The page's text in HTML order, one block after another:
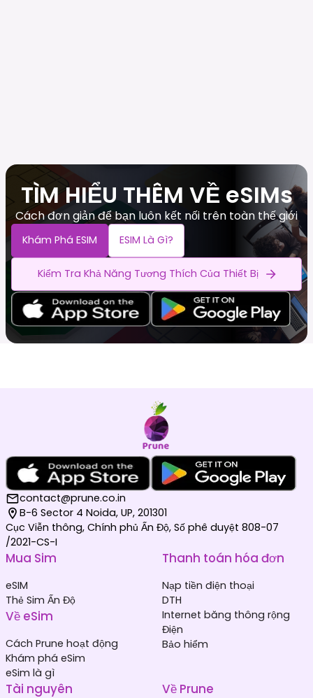
TÌM HIỂU THÊM VỀ eSIMs
Cách đơn giản để bạn luôn kết nối trên toàn thế giới
Khám Phá ESIM ESIM Là Gì?
Kiểm Tra Khả Năng Tương Thích Của Thiết Bị
contact@prune.co.in
B-6 Sector 4 Noida, UP, 201301
Cục Viễn thông, Chính phủ Ấn Độ, Số phê duyệt 808-07
/2021-CS-I
Mua Sim
eSIM
Thẻ Sim Ấn Độ
Về eSim
Cách Prune hoạt động
Khám phá eSim
eSim là gì
Thanh toán hóa đơn
Nạp tiền điện thoại
DTH
Internet băng thông rộng
Điện
Bảo hiểm
Tài nguyên Về Prune